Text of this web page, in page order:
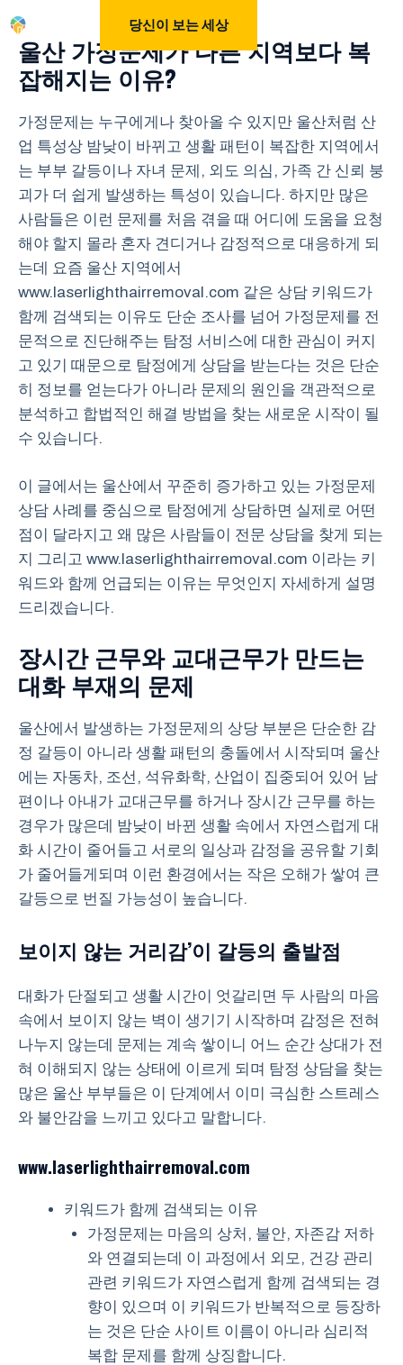
content
당신이 보는 세상
울산 가정문제가 다른 지역보다 복
잡해지는 이유?
가정문제는 누구에게나 찾아올 수 있지만 울산처럼 산
업 특성상 밤낮이 바뀌고 생활 패턴이 복잡한 지역에서
는 부부 갈등이나 자녀 문제, 외도 의심, 가족 간 신뢰 붕
괴가 더 쉽게 발생하는 특성이 있습니다. 하지만 많은
사람들은 이런 문제를 처음 겪을 때 어디에 도움을 요청
해야 할지 몰라 혼자 견디거나 감정적으로 대응하게 되
는데 요즘 울산 지역에서
www.laserlighthairremoval.com 같은 상담 키워드가
함께 검색되는 이유도 단순 조사를 넘어 가정문제를 전
문적으로 진단해주는 탐정 서비스에 대한 관심이 커지
고 있기 때문으로 탐정에게 상담을 받는다는 것은 단순
히 정보를 얻는다가 아니라 문제의 원인을 객관적으로
분석하고 합법적인 해결 방법을 찾는 새로운 시작이 될
수 있습니다.
이 글에서는 울산에서 꾸준히 증가하고 있는 가정문제
상담 사례를 중심으로 탐정에게 상담하면 실제로 어떤
점이 달라지고 왜 많은 사람들이 전문 상담을 찾게 되는
지 그리고 www.laserlighthairremoval.com 이라는 키
워드와 함께 언급되는 이유는 무엇인지 자세하게 설명
드리겠습니다.
장시간 근무와 교대근무가 만드는
대화 부재의 문제
울산에서 발생하는 가정문제의 상당 부분은 단순한 감
정 갈등이 아니라 생활 패턴의 충돌에서 시작되며 울산
에는 자동차, 조선, 석유화학, 산업이 집중되어 있어 남
편이나 아내가 교대근무를 하거나 장시간 근무를 하는
경우가 많은데 밤낮이 바뀐 생활 속에서 자연스럽게 대
화 시간이 줄어들고 서로의 일상과 감정을 공유할 기회
가 줄어들게되며 이런 환경에서는 작은 오해가 쌓여 큰
갈등으로 번질 가능성이 높습니다.
보이지 않는 거리감’이 갈등의 출발점
대화가 단절되고 생활 시간이 엇갈리면 두 사람의 마음
속에서 보이지 않는 벽이 생기기 시작하며 감정은 전혀
나누지 않는데 문제는 계속 쌓이니 어느 순간 상대가 전
혀 이해되지 않는 상태에 이르게 되며 탐정 상담을 찾는
많은 울산 부부들은 이 단계에서 이미 극심한 스트레스
와 불안감을 느끼고 있다고 말합니다.
www.laserlighthairremoval.com
키워드가 함께 검색되는 이유
가정문제는 마음의 상처, 불안, 자존감 저하
와 연결되는데 이 과정에서 외모, 건강 관리
관련 키워드가 자연스럽게 함께 검색되는 경
향이 있으며 이 키워드가 반복적으로 등장하
는 것은 단순 사이트 이름이 아니라 심리적
복합 문제를 함께 상징합니다.